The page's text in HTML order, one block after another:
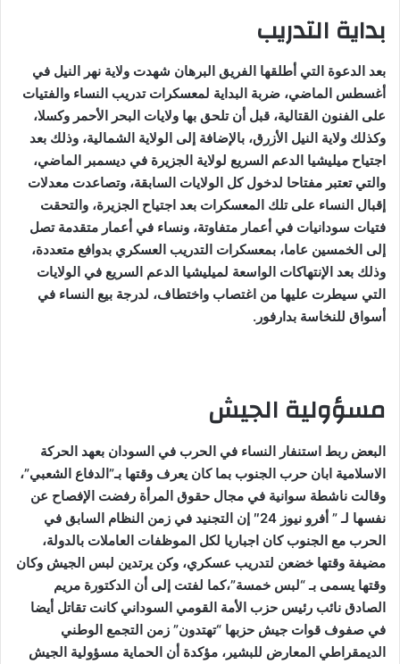
بداية التدريب
بعد الدعوة التي أطلقها الفريق البرهان شهدت ولاية نهر النيل في
أغسطس الماضي، ضربة البداية لمعسكرات تدريب النساء والفتيات
على الفنون القتالية، قبل أن تلحق بها ولايات البحر الأحمر وكسلا،
وكذلك ولاية النيل الأزرق، بالإضافة إلى الولاية الشمالية، وذلك بعد
اجتياح ميليشيا الدعم السريع لولاية الجزيرة في ديسمبر الماضي،
والتي تعتبر مفتاحا لدخول كل الولايات السابقة، وتصاعدت معدلات
إقبال النساء على تلك المعسكرات بعد اجتياح الجزيرة، والتحقت
فتيات سودانيات في أعمار متفاوتة، ونساء في أعمار متقدمة تصل
إلى الخمسين عاما، بمعسكرات التدريب العسكري بدوافع متعددة،
وذلك بعد الإنتهاكات الواسعة لميليشيا الدعم السريع في الولايات
التي سيطرت عليها من اغتصاب واختطاف، لدرجة بيع النساء في
أسواق للنخاسة بدارفور.
مسؤولية الجيش
البعض ربط استنفار النساء في الحرب في السودان بعهد الحركة
الاسلامية ابان حرب الجنوب بما كان يعرف وقتها بـ”الدفاع الشعبي”،
وقالت ناشطة سوانية في مجال حقوق المرأة رفضت الإفصاح عن
نفسها لـ ” أفرو نيوز 24″ إن التجنيد في زمن النظام السابق في
الحرب مع الجنوب كان اجباريا لكل الموظفات العاملات بالدولة،
مضيفة وقتها خضعن لتدريب عسكري، وكن يرتدين لبس الجيش وكان
وقتها يسمى بـ “لبس خمسة”،كما لفتت إلى أن الدكتورة مريم
الصادق نائب رئيس حزب الأمة القومي السوداني كانت تقاتل أيضا
في صفوف قوات جيش حزبها “تهتدون” زمن التجمع الوطني
الديمقراطي المعارض للبشير، مؤكدة أن الحماية مسؤولية الجيش